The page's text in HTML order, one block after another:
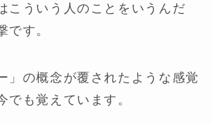
こういう人のことをいうんだ
です。
」の概念が覆されたような感覚
でも覚えています。